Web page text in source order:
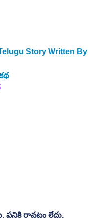
Story Written By
పనికి రావటం లేదు.